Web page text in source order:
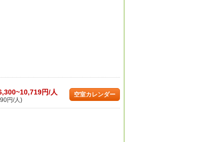
円/人
円/人)
空室カレンダー